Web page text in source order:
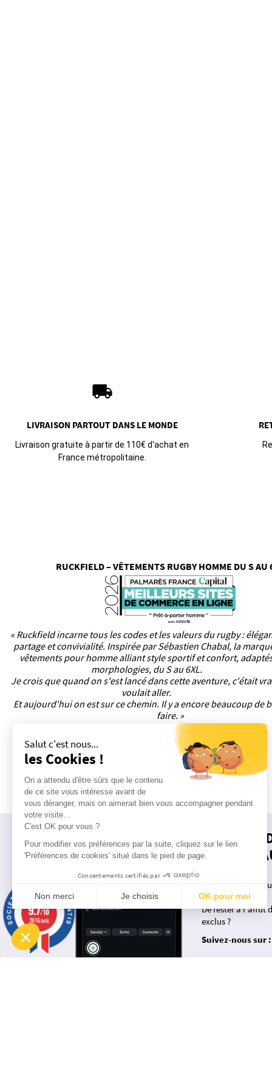
local_shipping
LIVRAISON PARTOUT DANS LE MONDE
Livraison gratuite à partir de 110€ d'achat en
France métropolitaine.
RUCKFIELD – VÊTEMENTS RUGBY HOMME DU S AU
« Ruckfield incarne tous les codes et les valeurs du rugby :
partage et convivialité. Inspirée par Sébastien Chabal, la
vêtements pour homme alliant style sportif et confort,
morphologies, du S au 6XL.
Je crois que quand on s'est lancé dans cette aventure, c'était
voulait aller.
Et aujourd'hui on est sur ce chemin. Il y a encore beaucoup de
faire. »
LES
Envie de suivre
actualité ?
De rester à l'affût
exclus ?
Suivez-nous sur :
9.7/10
2816 avis
Salut c'est nous...
les Cookies !
On a attendu d'être sûrs que le contenu
de ce site vous intéresse avant de
vous déranger, mais on aimerait bien vous accompagner pendant
votre visite...
C'est OK pour vous ?
Pour modifier vos préférences par la suite, cliquez sur le lien
'Préférences de cookies' situé dans le pied de page.
Consentements certifiés par
Non merci Je choisis OK pour moi
Axeptio consent
Plateforme de Gestion du Consentement : Personnalisez vos Options
Notre plateforme vous permet d'adapter et de gérer vos paramètres de confidentialité, en garantissant